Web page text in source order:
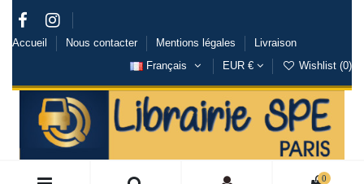
Accueil Nous contacter Mentions légales
Livraison
Français
EUR € Wishlist (0)
0